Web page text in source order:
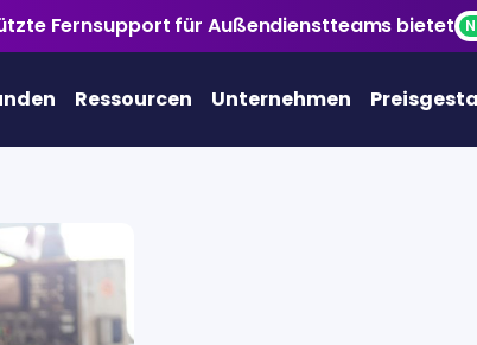
Fernsupport für Außendienstteams bietet
Ressourcen Unternehmen